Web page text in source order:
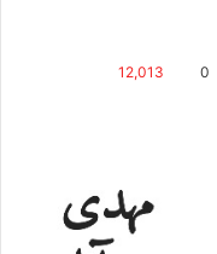
0
12,013